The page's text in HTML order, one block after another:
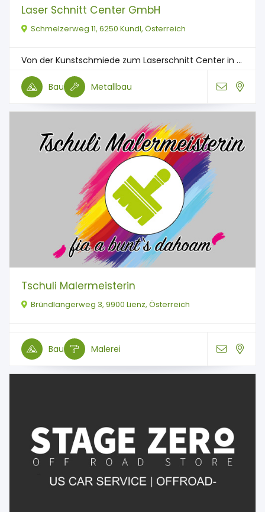
Laser Schnitt Center GmbH
Schmelzerweg 11, 6250 Kundl, Österreich
Von der Kunstschmiede zum Laserschnitt Center in ...
Bau Metallbau
Tschuli Malermeisterin
Bründlangerweg 3, 9900 Lienz, Österreich
Bau Malerei